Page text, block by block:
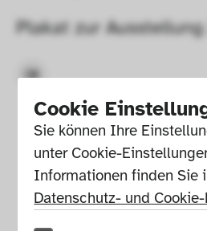
Cookie
Sie können Ihre
unter Cookie-
Datenschutz- und
Plakat zur